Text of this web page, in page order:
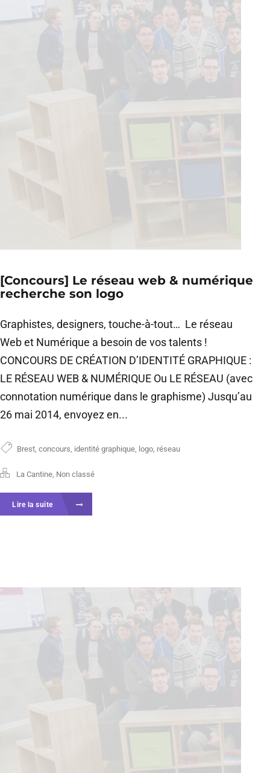
[Concours] Le réseau web & numérique
recherche son logo
Graphistes, designers, touche-à-tout… Le réseau
Web et Numérique a besoin de vos talents !
CONCOURS DE CRÉATION D’IDENTITÉ GRAPHIQUE :
LE RÉSEAU WEB & NUMÉRIQUE Ou LE RÉSEAU (avec
connotation numérique dans le graphisme) Jusqu’au
26 mai 2014, envoyez en...
Brest concours identité graphique logo réseau
La Cantine Non classé
Lire la suite